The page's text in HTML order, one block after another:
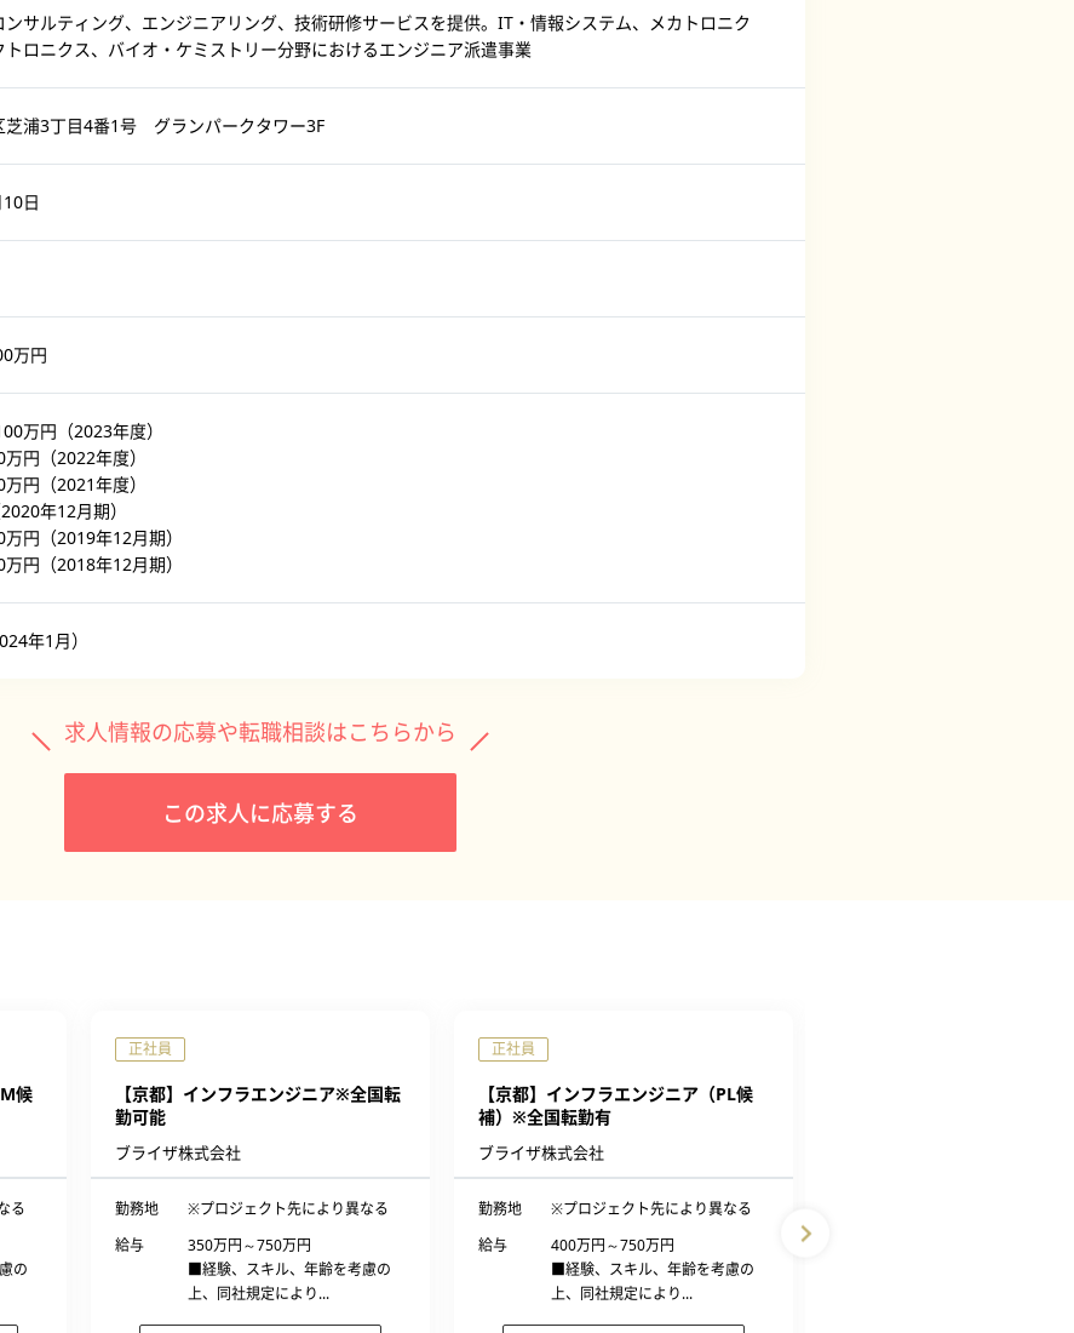
ンサルティング、エンジニアリング、技術研修サービスを提供。IT・情報システム、メカトロニク
トロニクス、バイオ・ケミストリー分野におけるエンジニア派遣事業
芝浦3丁目4番1号 グランパークタワー3F
日
万円
万円（2023年度）
円（2022年度）
円（2021年度）
年12月期）
円（2019年12月期）
円（2018年12月期）
年1月）
求人情報の応募や転職相談はこちらから
この求人に応募する
候
る
の
正社員
【京都】インフラエンジニア※全国転
勤可能
ブライザ株式会社
勤務地
※プロジェクト先により異なる
給与
350万円～750万円
■経験、スキル、年齢を考慮の
上、同社規定により...
正社員
【京都】インフラエンジニア（PL候
補）※全国転勤有
ブライザ株式会社
勤務地
※プロジェクト先により異なる
給与
400万円～750万円
■経験、スキル、年齢を考慮の
上、同社規定により...